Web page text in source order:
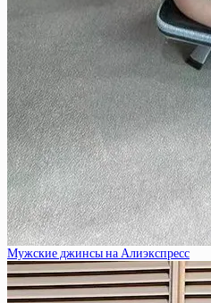
Мужские джинсы на Алиэкспресс